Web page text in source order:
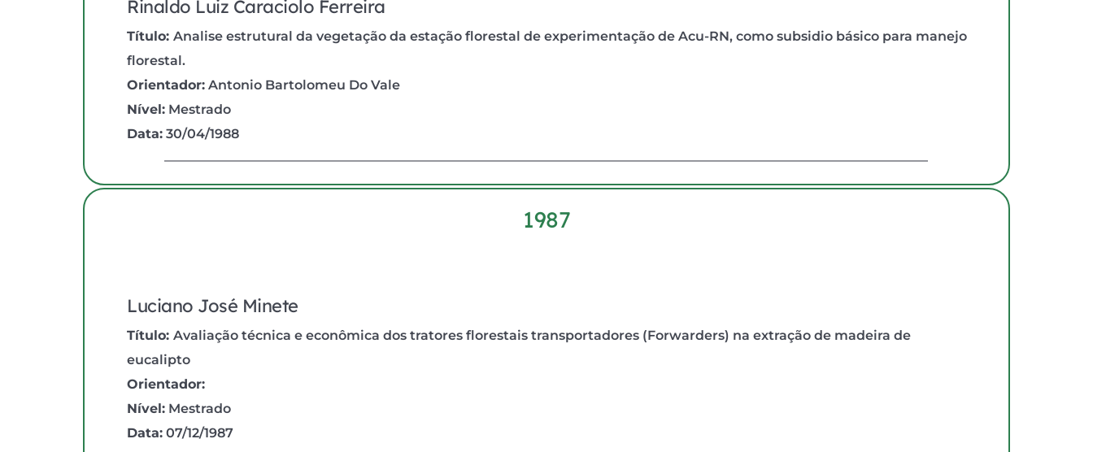
Rinaldo Luiz Caraciolo Ferreira
Título: Analise estrutural da vegetação da estação florestal de experimentação de Acu-RN, como subsidio básico para manejo
florestal.
Orientador: Antonio Bartolomeu Do Vale
Nível: Mestrado
Data: 30/04/1988
1987
Luciano José Minete
Título: Avaliação técnica e econômica dos tratores florestais transportadores (Forwarders) na extração de madeira de
eucalipto
Orientador:
Nível: Mestrado
Data: 07/12/1987